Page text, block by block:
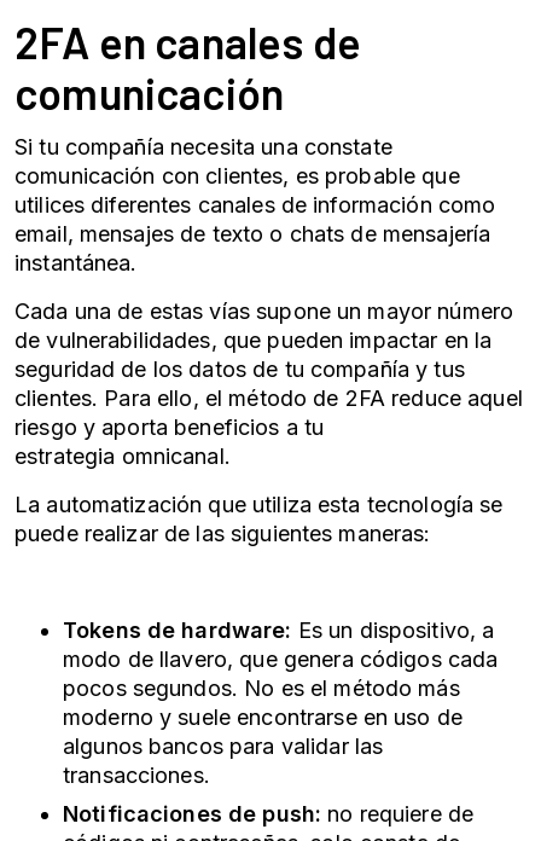
2FA en canales de
comunicación
Si tu compañía necesita una constate
comunicación con clientes, es probable que
utilices diferentes canales de información como
email, mensajes de texto o chats de mensajería
instantánea.
Cada una de estas vías supone un mayor número
de vulnerabilidades, que pueden impactar en la
seguridad de los datos de tu compañía y tus
clientes. Para ello, el método de 2FA reduce aquel
riesgo y aporta beneficios a tu
estrategia omnicanal.
La automatización que utiliza esta tecnología se
puede realizar de las siguientes maneras:
Tokens de hardware: Es un dispositivo, a
modo de llavero, que genera códigos cada
pocos segundos. No es el método más
moderno y suele encontrarse en uso de
algunos bancos para validar las
transacciones.
Notificaciones de push: no requiere de